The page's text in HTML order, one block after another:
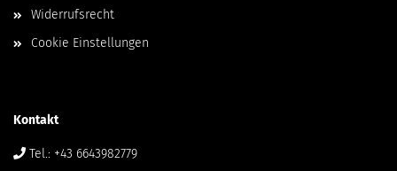
Widerrufsrecht
Cookie Einstellungen
Kontakt
Tel.: +43 6643982779